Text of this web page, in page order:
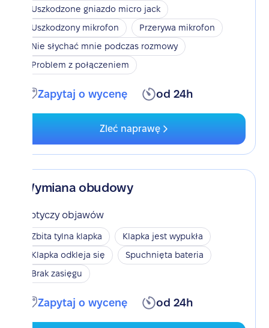
Uszkodzone gniazdo micro jack
Uszkodzony mikrofon
Przerywa mikrofon
Nie słychać mnie podczas rozmowy
Problem z połączeniem
Zapytaj o wycenę od 24h
Zleć naprawę
Wymiana obudowy
Dotyczy objawów
Zbita tylna klapka
Klapka jest wypukła
Klapka odkleja się
Spuchnięta bateria
Brak zasięgu
Zapytaj o wycenę od 24h